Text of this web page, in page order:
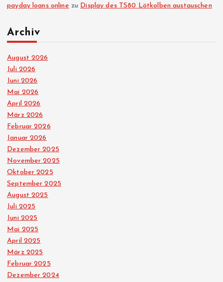
payday loans online zu Display des TS80 Lötkolben austauschen
Archiv
August 2026
Juli 2026
Juni 2026
Mai 2026
April 2026
März 2026
Februar 2026
Januar 2026
Dezember 2025
November 2025
Oktober 2025
September 2025
August 2025
Juli 2025
Juni 2025
Mai 2025
April 2025
März 2025
Februar 2025
Dezember 2024